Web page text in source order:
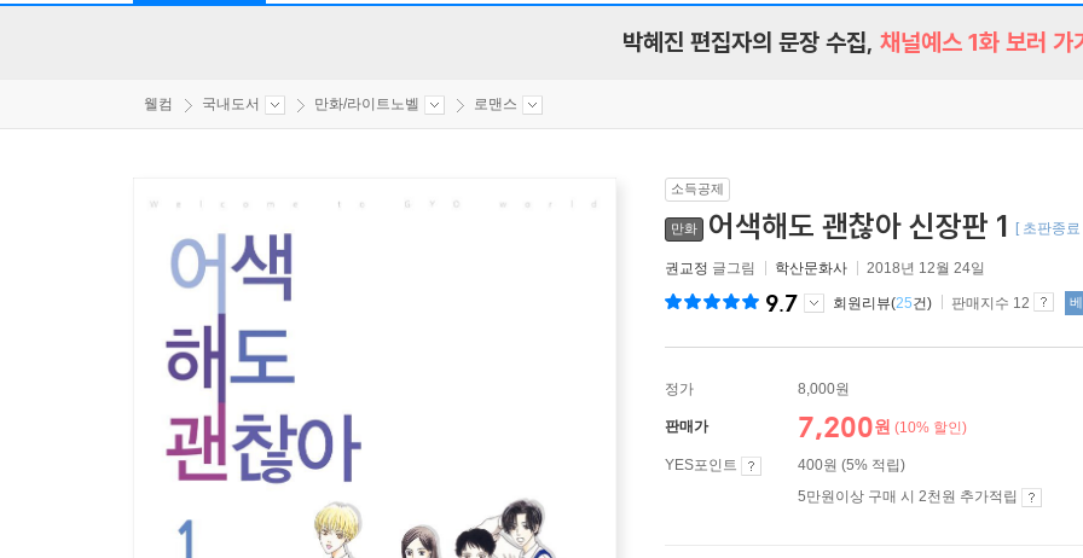
박혜진 편집자의 문장 수집, 채널예스 1화 보러 가
웰컴 국내도서 만화/라이트노벨 로맨스
소득공제
만화 어색해도 괜찮아 신장판 1 [ 초판종료
권교정 글그림 학산문화사 2018년 12월 24일
9.7 회원리뷰(25건) 판매지수 12
정가 8,000원
판매가 7,200원 (10% 할인)
YES포인트
400원 (5% 적립)
5만원이상 구매 시 2천원 추가적립